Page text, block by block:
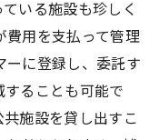
いる施設も珍しく
費用を支払って管理
ーに登録し、委託す
することも可能で
施設を貸し出すこ